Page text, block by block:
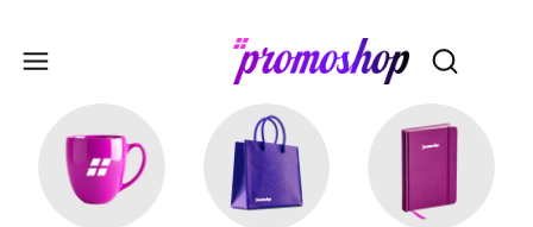
Otwórz